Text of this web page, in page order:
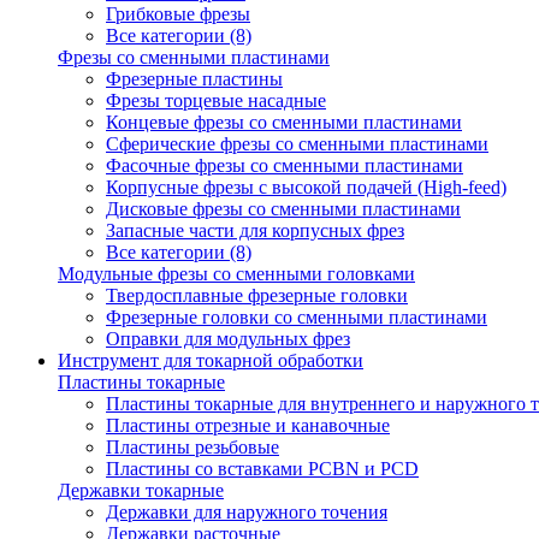
Грибковые фрезы
Все категории (8)
Фрезы со сменными пластинами
Фрезерные пластины
Фрезы торцевые насадные
Концевые фрезы со сменными пластинами
Сферические фрезы со сменными пластинами
Фасочные фрезы со сменными пластинами
Корпусные фрезы с высокой подачей (High-feed)
Дисковые фрезы со сменными пластинами
Запасные части для корпусных фрез
Все категории (8)
Модульные фрезы со сменными головками
Твердосплавные фрезерные головки
Фрезерные головки со сменными пластинами
Оправки для модульных фрез
Инструмент для токарной обработки
Пластины токарные
Пластины токарные для внутреннего и наружного
Пластины отрезные и канавочные
Пластины резьбовые
Пластины со вставками PCBN и PCD
Державки токарные
Державки для наружного точения
Державки расточные